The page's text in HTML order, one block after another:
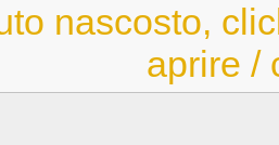
nascosto,
aprire /